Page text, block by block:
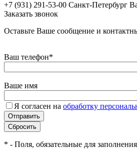
+7 (931) 291-53-00 Санкт-Петербург
Заказать звонок
Оставьте Ваше сообщение и
Ваш телефон*
Ваше имя
Я согласен на обработку
* - Поля, обязательные для заполнения